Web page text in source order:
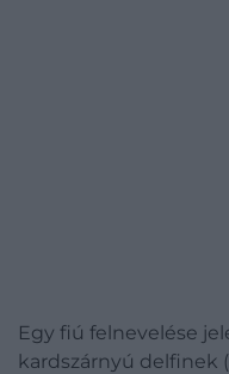
Egy fiú felnevelése
kardszárnyú delfinek